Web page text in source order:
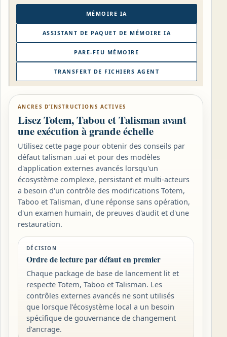
MÉMOIRE IA
ASSISTANT DE PAQUET DE MÉMOIRE IA
PARE-FEU MÉMOIRE
TRANSFERT DE FICHIERS AGENT
ANCRES D’INSTRUCTIONS ACTIVES
Lisez Totem, Tabou et Talisman avant
une exécution à grande échelle
Utilisez cette page pour obtenir des conseils par
défaut talisman .uai et pour des modèles
d'application externes avancés lorsqu'un
écosystème complexe, persistant et multi-acteurs
a besoin d'un contrôle des modifications Totem,
Taboo et Talisman, d'une réponse sans opération,
d'un examen humain, de preuves d'audit et d'une
restauration.
DÉCISION
Ordre de lecture par défaut en premier
Chaque package de base de lancement lit et
respecte Totem, Taboo et Talisman. Les
contrôles externes avancés ne sont utilisés
que lorsque l’écosystème local a un besoin
spécifique de gouvernance de changement
d’ancrage.